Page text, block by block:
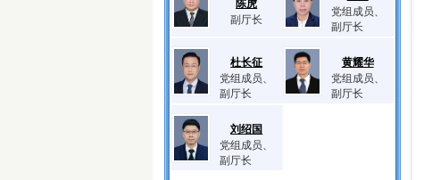
陈虎
副厅长
党组成员、
副厅长
杜长征
党组成员、
副厅长
黄耀华
党组成员、
副厅长
刘绍国
党组成员、
副厅长